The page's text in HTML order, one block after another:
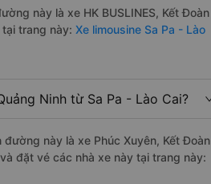
này là xe HK BUSLINES, Kết Đoàn
trang này: Xe limousine Sa Pa - Lào
Ninh từ Sa Pa - Lào Cai?
này là xe Phúc Xuyên, Kết Đoàn
đặt vé các nhà xe này tại trang này: